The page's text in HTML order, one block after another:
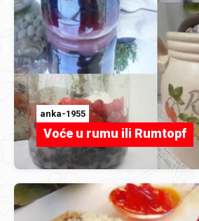
anka-1955
Voće u rumu ili Rumtopf